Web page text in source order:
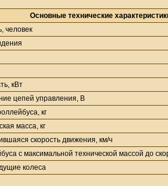
Основные технические
человек
цепей управления, В
кг
масса, кг
скорость движения, км/ч
с максимальной технической массой до
колеса